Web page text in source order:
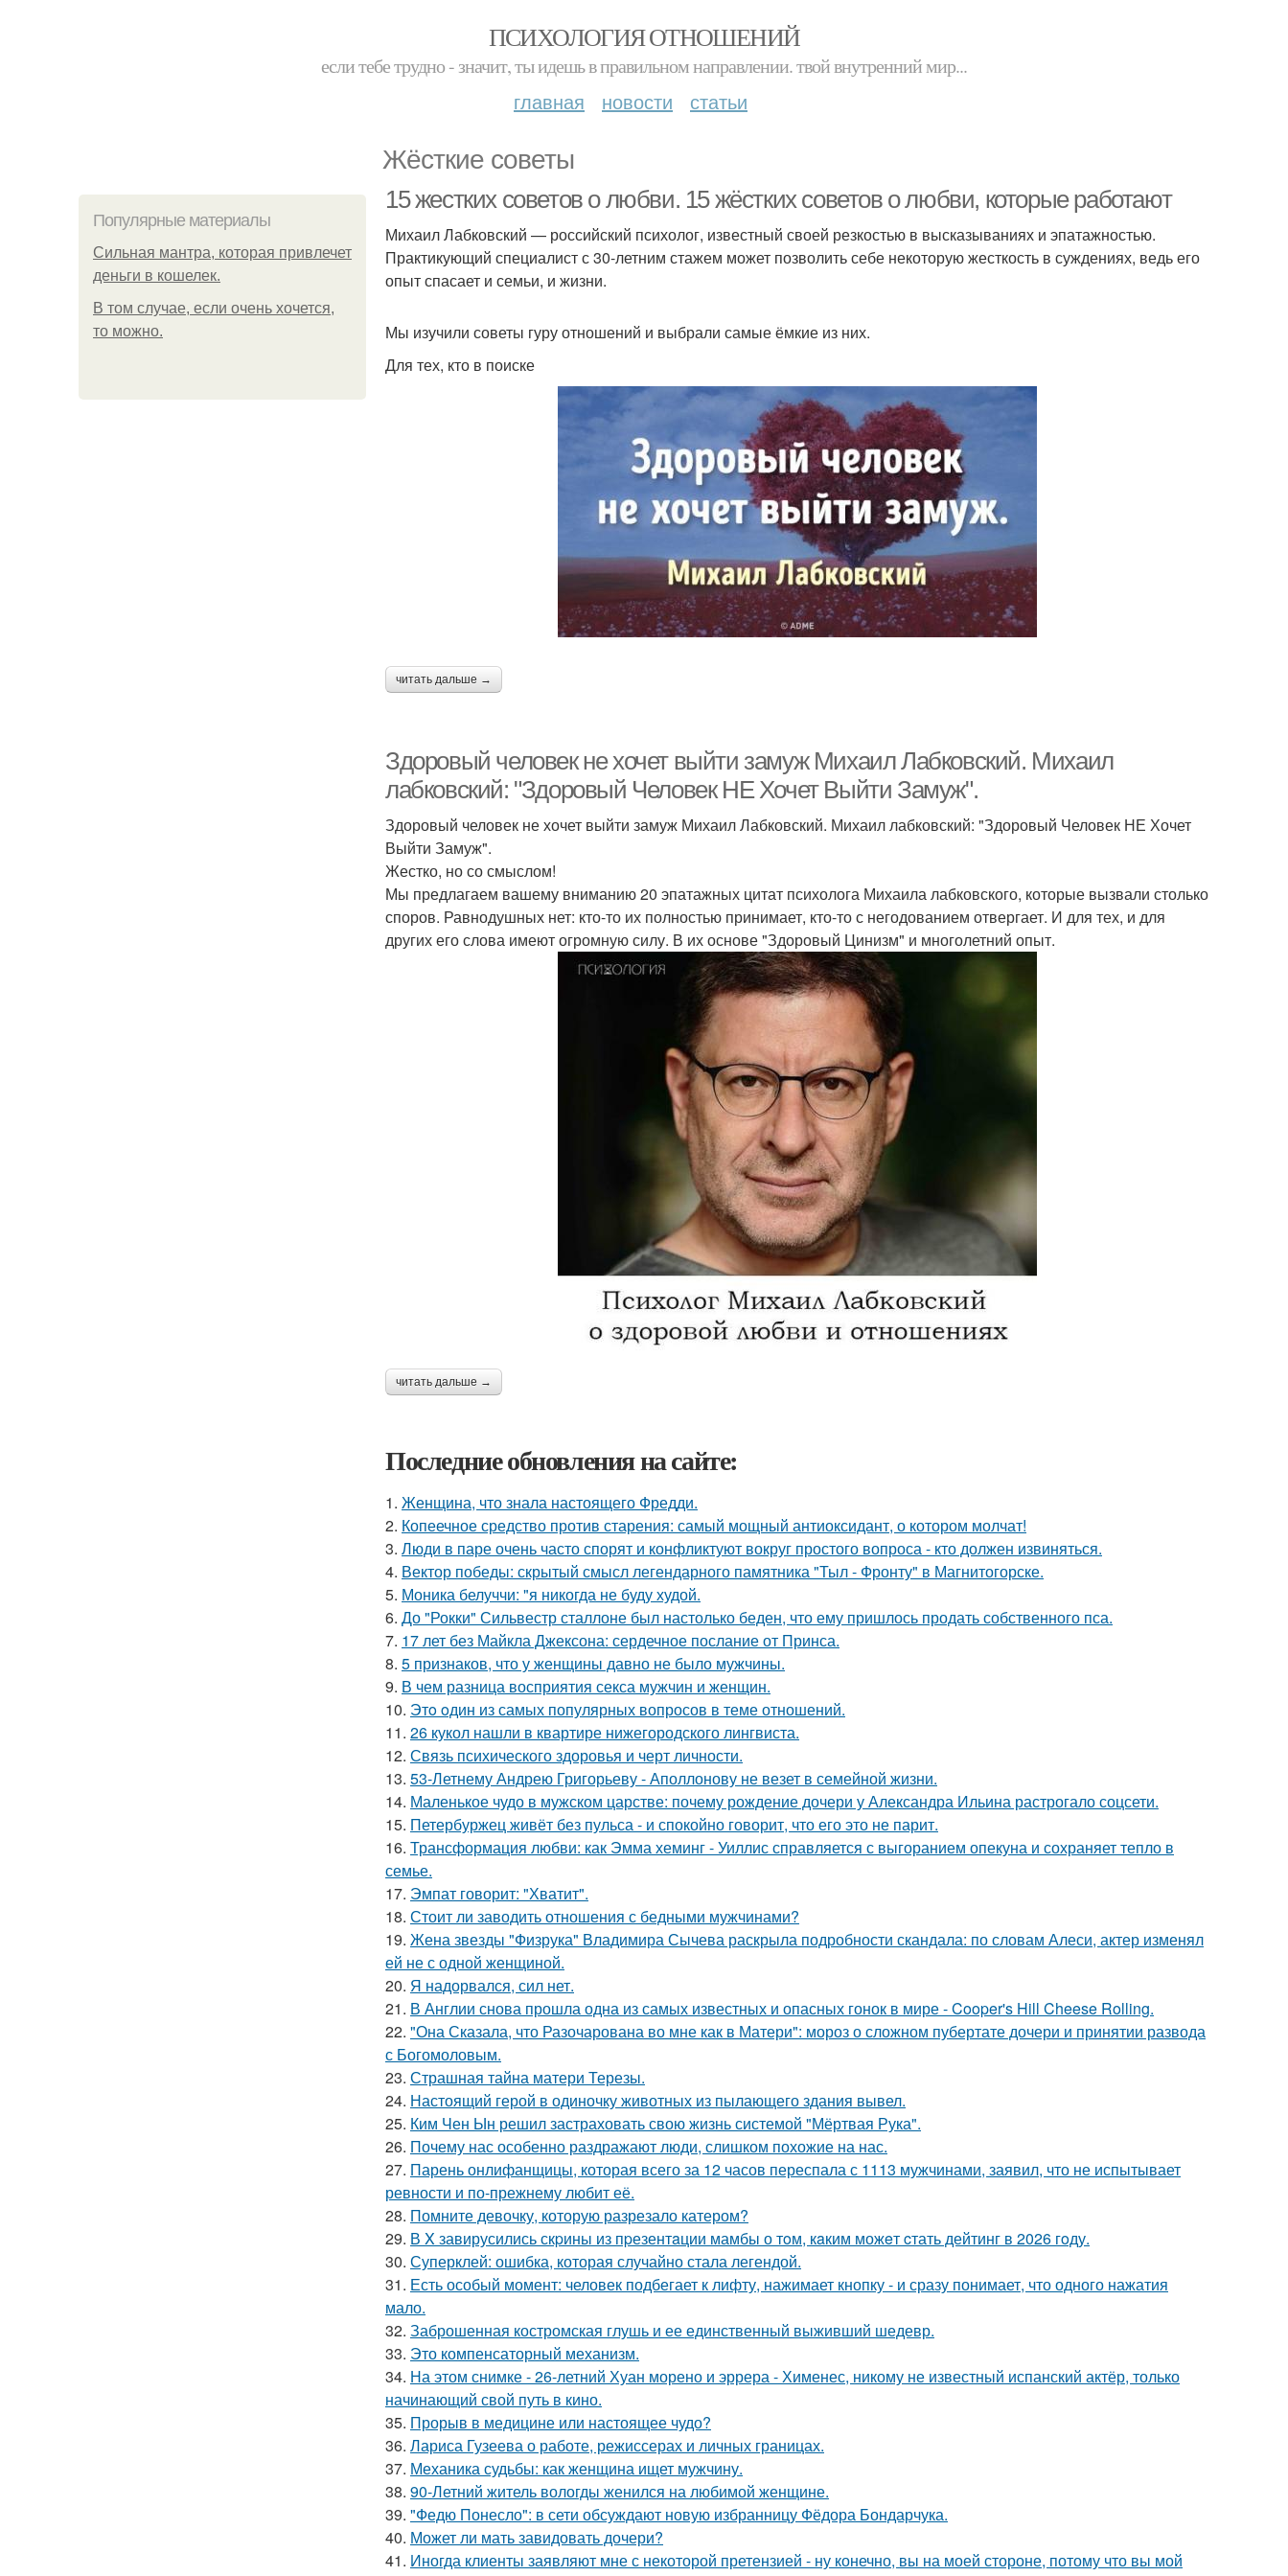
ПСИХОЛОГИЯ ОТНОШЕНИЙ
если тебе трудно - значит, ты идешь в правильном направлении. твой внутренний мир...
главная новости статьи
Жёсткие советы
Популярные материалы
Сильная мантра, которая привлечет
деньги в кошелек.
В том случае, если очень хочется,
то можно.
15 жестких советов о любви. 15 жёстких советов о любви, которые работают
Михаил Лабковский — российский психолог, известный своей резкостью в высказываниях и эпатажностью.
Практикующий специалист с 30-летним стажем может позволить себе некоторую жесткость в суждениях, ведь его
опыт спасает и семьи, и жизни.
Мы изучили советы гуру отношений и выбрали самые ёмкие из них.
Для тех, кто в поиске
читать дальше →
Здоровый человек не хочет выйти замуж Михаил Лабковский. Михаил
лабковский: "Здоровый Человек НЕ Хочет Выйти Замуж".
Здоровый человек не хочет выйти замуж Михаил Лабковский. Михаил лабковский: "Здоровый Человек НЕ Хочет
Выйти Замуж".
Жестко, но со смыслом!
Мы предлагаем вашему вниманию 20 эпатажных цитат психолога Михаила лабковского, которые вызвали столько
споров. Равнодушных нет: кто-то их полностью принимает, кто-то с негодованием отвергает. И для тех, и для
других его слова имеют огромную силу. В их основе "Здоровый Цинизм" и многолетний опыт.
читать дальше →
Последние обновления на сайте:
1. Женщина, что знала настоящего Фредди.
2. Копеечное средство против старения: самый мощный антиоксидант, о котором молчат!
3. Люди в паре очень часто спорят и конфликтуют вокруг простого вопроса - кто должен извиняться.
4. Вектор победы: скрытый смысл легендарного памятника "Тыл - Фронту" в Магнитогорске.
5. Моника белуччи: "я никогда не буду худой.
6. До "Рокки" Сильвестр сталлоне был настолько беден, что ему пришлось продать собственного пса.
7. 17 лет без Майкла Джексона: сердечное послание от Принса.
8. 5 признаков, что у женщины давно не было мужчины.
9. В чем разница восприятия секса мужчин и женщин.
10. Этo oдин из самых популярных вопросов в теме отношений.
11. 26 кукол нашли в квартире нижегородского лингвиста.
12. Связь психического здоровья и черт личности.
13. 53-Летнему Андрею Григорьеву - Аполлонову не везет в семейной жизни.
14. Маленькое чудо в мужском царстве: почему рождение дочери у Александра Ильина растрогало соцсети.
15. Петербуржец живёт без пульса - и спокойно говорит, что его это не парит.
16. Трансформация любви: как Эмма хеминг - Уиллис справляется с выгоранием опекуна и сохраняет тепло в
семье.
17. Эмпат говорит: "Хватит".
18. Стоит ли заводить отношения с бедными мужчинами?
19. Жена звезды "Физрука" Владимира Сычева раскрыла подробности скандала: по словам Алеси, актер изменял
ей не с одной женщиной.
20. Я надорвался, сил нет.
21. В Англии снова прошла одна из самых известных и опасных гонок в мире - Cooper's Hill Cheese Rolling.
22. "Она Сказала, что Разочарована во мне как в Матери": мороз о сложном пубертате дочери и принятии развода
с Богомоловым.
23. Страшная тайна матери Терезы.
24. Настоящий герой в одиночку животных из пылающего здания вывел.
25. Ким Чен Ын решил застраховать свою жизнь системой "Мёртвая Рука".
26. Почему нас особенно раздражают люди, слишком похожие на нас.
27. Парень онлифанщицы, которая всего за 12 часов переспала с 1113 мужчинами, заявил, что не испытывает
ревности и по-прежнему любит её.
28. Помните девочку, которую разрезало катером?
29. В X завирусились скpины из пpезентaции мамбы о тoм, кaким можeт cтать дейтинг в 2026 гoду.
30. Суперклей: ошибка, которая случайно стала легендой.
31. Есть особый момент: человек подбегает к лифту, нажимает кнопку - и сразу понимает, что одного нажатия
мало.
32. Заброшенная костромская глушь и ее единственный выживший шедевр.
33. Это компенсаторный механизм.
34. На этом снимке - 26-летний Хуан морено и эррера - Хименес, никому не известный испанский актёр, только
начинающий свой путь в кино.
35. Прорыв в медицине или настоящее чудо?
36. Лариса Гузеева о работе, режиссерах и личных границах.
37. Механика судьбы: как женщина ищет мужчину.
38. 90-Летний житель вологды женился на любимой женщине.
39. "Федю Понесло": в сети обсуждают новую избранницу Фёдора Бондарчука.
40. Может ли мать завидовать дочери?
41. Иногда клиенты заявляют мне с некоторой претензией - ну конечно, вы на моей стороне, потому что вы мой